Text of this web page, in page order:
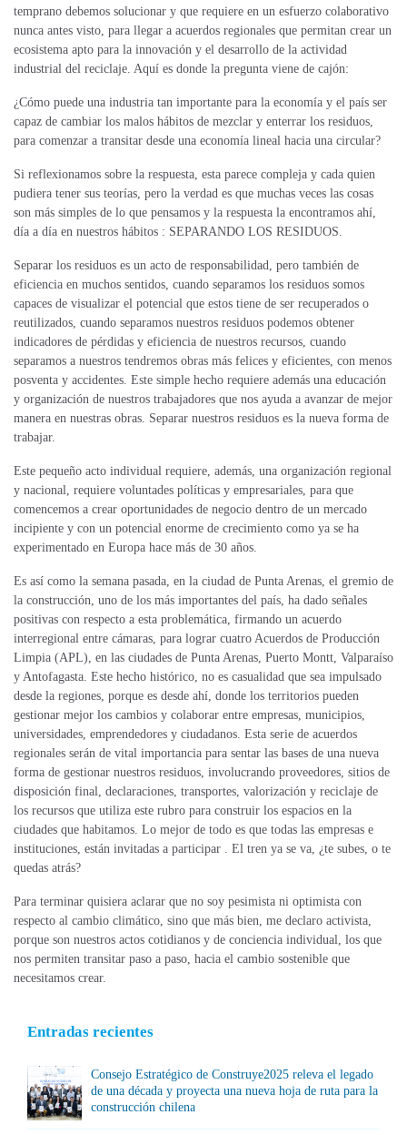
temprano debemos solucionar y que requiere en un esfuerzo colaborativo
nunca antes visto, para llegar a acuerdos regionales que permitan crear un
ecosistema apto para la innovación y el desarrollo de la actividad
industrial del reciclaje. Aquí es donde la pregunta viene de cajón:
¿Cómo puede una industria tan importante para la economía y el país ser
capaz de cambiar los malos hábitos de mezclar y enterrar los residuos,
para comenzar a transitar desde una economía lineal hacia una circular?
Si reflexionamos sobre la respuesta, esta parece compleja y cada quien
pudiera tener sus teorías, pero la verdad es que muchas veces las cosas
son más simples de lo que pensamos y la respuesta la encontramos ahí,
día a día en nuestros hábitos : SEPARANDO LOS RESIDUOS.
Separar los residuos es un acto de responsabilidad, pero también de
eficiencia en muchos sentidos, cuando separamos los residuos somos
capaces de visualizar el potencial que estos tiene de ser recuperados o
reutilizados, cuando separamos nuestros residuos podemos obtener
indicadores de pérdidas y eficiencia de nuestros recursos, cuando
separamos a nuestros tendremos obras más felices y eficientes, con menos
posventa y accidentes. Este simple hecho requiere además una educación
y organización de nuestros trabajadores que nos ayuda a avanzar de mejor
manera en nuestras obras. Separar nuestros residuos es la nueva forma de
trabajar.
Este pequeño acto individual requiere, además, una organización regional
y nacional, requiere voluntades políticas y empresariales, para que
comencemos a crear oportunidades de negocio dentro de un mercado
incipiente y con un potencial enorme de crecimiento como ya se ha
experimentado en Europa hace más de 30 años.
Es así como la semana pasada, en la ciudad de Punta Arenas, el gremio de
la construcción, uno de los más importantes del país, ha dado señales
positivas con respecto a esta problemática, firmando un acuerdo
interregional entre cámaras, para lograr cuatro Acuerdos de Producción
Limpia (APL), en las ciudades de Punta Arenas, Puerto Montt, Valparaíso
y Antofagasta. Este hecho histórico, no es casualidad que sea impulsado
desde la regiones, porque es desde ahí, donde los territorios pueden
gestionar mejor los cambios y colaborar entre empresas, municipios,
universidades, emprendedores y ciudadanos. Esta serie de acuerdos
regionales serán de vital importancia para sentar las bases de una nueva
forma de gestionar nuestros residuos, involucrando proveedores, sitios de
disposición final, declaraciones, transportes, valorización y reciclaje de
los recursos que utiliza este rubro para construir los espacios en la
ciudades que habitamos. Lo mejor de todo es que todas las empresas e
instituciones, están invitadas a participar . El tren ya se va, ¿te subes, o te
quedas atrás?
Para terminar quisiera aclarar que no soy pesimista ni optimista con
respecto al cambio climático, sino que más bien, me declaro activista,
porque son nuestros actos cotidianos y de conciencia individual, los que
nos permiten transitar paso a paso, hacia el cambio sostenible que
necesitamos crear.
Entradas recientes
Consejo Estratégico de Construye2025 releva el legado
de una década y proyecta una nueva hoja de ruta para la
construcción chilena